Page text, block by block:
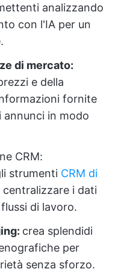
analizzando
con l'IA per un
di mercato:
e della
fornite
annunci in modo
CRM:
strumenti CRM di
centralizzare i dati
di lavoro.
crea splendidi
per
senza sforzo.